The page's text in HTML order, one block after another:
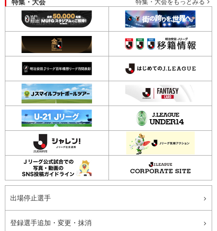
特集・大会 特集・大会をもっとみる
出場停止選手
登録選手追加・変更・抹消